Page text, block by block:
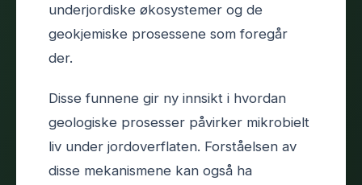
underjordiske økosystemer og de
geokjemiske prosessene som foregår
der.
Disse funnene gir ny innsikt i hvordan
geologiske prosesser påvirker mikrobielt
liv under jordoverflaten. Forståelsen av
disse mekanismene kan også ha